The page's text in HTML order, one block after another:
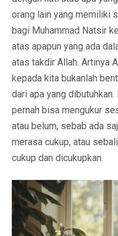
orang lain yang memiliki
bagi Muhammad Natsir
atas apapun yang ada
atas takdir Allah. Artinya
kepada kita bukanlah
dari apa yang
pernah bisa mengukur
atau belum, sebab ada
merasa cukup, atau
cukup dan dicukupkan.